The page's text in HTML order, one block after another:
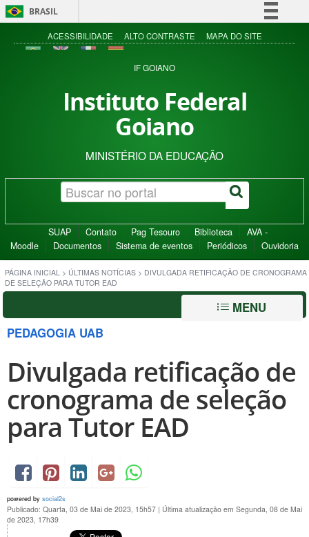
BRASIL
Simplifique!
Acesso à informação
ACESSIBILIDADE ALTO CONTRASTE MAPA DO SITE
IF GOIANO
Instituto Federal
Goiano
MINISTÉRIO DA EDUCAÇÃO
SUAP Contato Pag Tesouro Biblioteca
AVA -
Moodle
Documentos Sistema de eventos Periódicos Ouvidoria
PÁGINA INICIAL > ÚLTIMAS NOTÍCIAS > DIVULGADA RETIFICAÇÃO DE CRONOGRAMA
DE SELEÇÃO PARA TUTOR EAD
MENU
PEDAGOGIA UAB
Divulgada retificação de
cronograma de seleção
para Tutor EAD
powered by social2s
Publicado: Quarta, 03 de Mai de 2023, 15h57 | Última atualização em Segunda, 08 de Mai
de 2023, 17h39